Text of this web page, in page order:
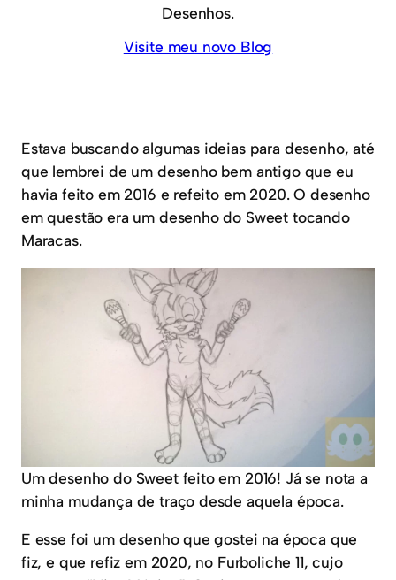
Desenhos.
Visite meu novo Blog
Estava buscando algumas ideias para desenho, até
que lembrei de um desenho bem antigo que eu
havia feito em 2016 e refeito em 2020. O desenho
em questão era um desenho do Sweet tocando
Maracas.
Um desenho do Sweet feito em 2016! Já se nota a
minha mudança de traço desde aquela época.
E esse foi um desenho que gostei na época que
fiz, e que refiz em 2020, no Furboliche 11, cujo